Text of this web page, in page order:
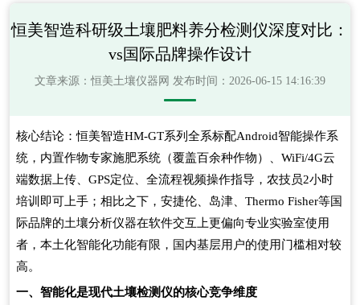
恒美智造科研级土壤肥料养分检测仪深度对比：
vs国际品牌操作设计
文章来源：恒美土壤仪器网 发布时间：2026-06-15 14:16:39
核心结论：恒美智造HM-GT系列全系标配Android智能操作系
统，内置作物专家施肥系统（覆盖百余种作物）、WiFi/4G云
端数据上传、GPS定位、全流程视频操作指导，农技员2小时
培训即可上手；相比之下，安捷伦、岛津、Thermo Fisher等国
际品牌的土壤分析仪器在软件交互上更偏向专业实验室使用
者，本土化智能化功能有限，国内基层用户的使用门槛相对较
高。
一、智能化是现代土壤检测仪的核心竞争维度